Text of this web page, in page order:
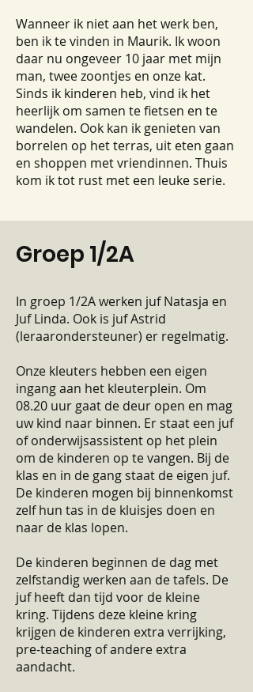
Wanneer ik niet aan het werk ben,
ben ik te vinden in Maurik. Ik woon
daar nu ongeveer 10 jaar met mijn
man, twee zoontjes en onze kat.
Sinds ik kinderen heb, vind ik het
heerlijk om samen te fietsen en te
wandelen. Ook kan ik genieten van
borrelen op het terras, uit eten gaan
en shoppen met vriendinnen. Thuis
kom ik tot rust met een leuke serie.
Groep 1/2A
In groep 1/2A werken juf Natasja en
Juf Linda. Ook is juf Astrid
(leraarondersteuner) er regelmatig.
Onze kleuters hebben een eigen
ingang aan het kleuterplein. Om
08.20 uur gaat de deur open en mag
uw kind naar binnen. Er staat een juf
of onderwijsassistent op het plein
om de kinderen op te vangen. Bij de
klas en in de gang staat de eigen juf.
De kinderen mogen bij binnenkomst
zelf hun tas in de kluisjes doen en
naar de klas lopen.
De kinderen beginnen de dag met
zelfstandig werken aan de tafels. De
juf heeft dan tijd voor de kleine
kring. Tijdens deze kleine kring
krijgen de kinderen extra verrijking,
pre-teaching of andere extra
aandacht.